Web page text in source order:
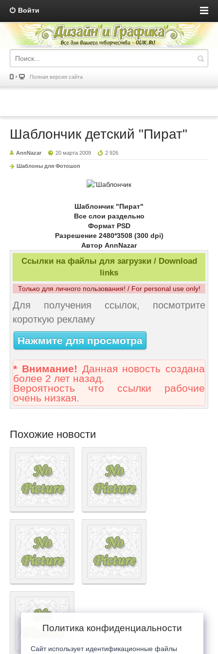
Войти
Полная версия сайта
Шаблончик детский "Пират"
AnnNazar 20 марта 2009 2 926
Шаблоны для Фотошоп
Шаблончик "Пират"
Все слои раздельно
Формат PSD
Разрешение 2480*3508 (300 dpi)
Автор AnnNazar
Ссылки на файлы для загрузки / Download
links
Только для личного пользования! / For personal use only!
Для получения ссылок, посмотрите
короткую рекламу
Нажмите для просмотра
* Внимание! Данная новость создана
более 2 лет назад.
Вероятность что ссылки рабочие
очень низкая.
Похожие новости
Политика конфиденциальности
Сайт использует идентификационные файлы